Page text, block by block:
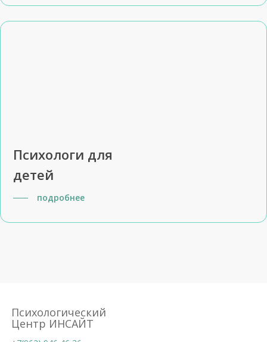
Психологи для
детей
подробнее
Психологический
Центр ИНСАЙТ